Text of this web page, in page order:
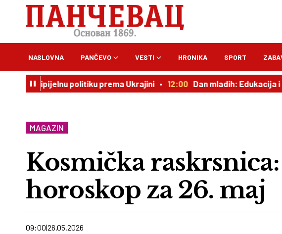
NASLOVNA PANČEVO VESTI HRONIKA SPORT
principijelnu politiku prema Ukrajini 12:00 Dan mladih: Edukacija i
MAGAZIN
Kosmička
horoskop za 26. maj
09:00 26.05.2026